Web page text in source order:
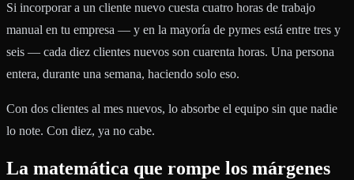
Si incorporar a un cliente nuevo cuesta cuatro horas de trabajo
manual en tu empresa — y en la mayoría de pymes está entre tres y
seis — cada diez clientes nuevos son cuarenta horas. Una persona
entera, durante una semana, haciendo solo eso.
Con dos clientes al mes nuevos, lo absorbe el equipo sin que nadie
lo note. Con diez, ya no cabe.
La matemática que rompe los márgenes